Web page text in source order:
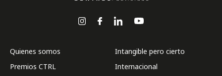
Quienes somos
Premios CTRL
Intangible pero cierto
Internacional